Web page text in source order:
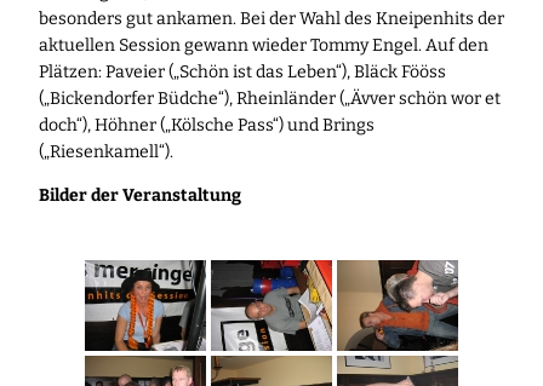
besonders gut ankamen. Bei der Wahl des Kneipenhits der
aktuellen Session gewann wieder Tommy Engel. Auf den
Plätzen: Paveier („Schön ist das Leben“), Bläck Fööss
(„Bickendorfer Büdche“), Rheinländer („Ävver schön wor et
doch“), Höhner („Kölsche Pass“) und Brings
(„Riesenkamell“).
Bilder der Veranstaltung